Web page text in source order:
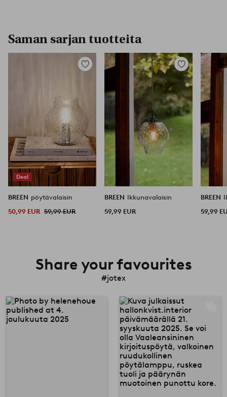
Saman sarjan tuotteita
Deal
Lisää
BREEN pöytävalaisin
50,99 EUR 59,99 EUR
Lisää
suosikkeihin
BREEN Ikkunavalaisin
59,99 EUR
BREEN
59,99
Share your favourites
#jotex